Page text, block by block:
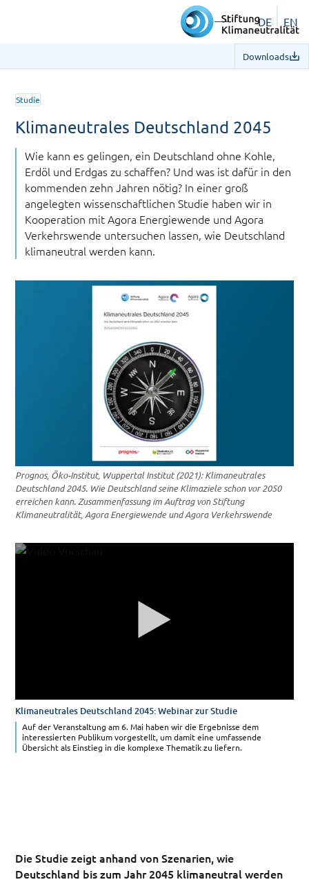
DE EN
Downloads
Studie
Klimaneutrales Deutschland 2045
Wie kann es gelingen, ein Deutschland ohne Kohle,
Erdöl und Erdgas zu schaffen? Und was ist dafür in den
kommenden zehn Jahren nötig? In einer groß
angelegten wissenschaftlichen Studie haben wir in
Kooperation mit Agora Energiewende und Agora
Verkehrswende untersuchen lassen, wie Deutschland
klimaneutral werden kann.
Prognos, Öko-Institut, Wuppertal Institut (2021): Klimaneutrales
Deutschland 2045. Wie Deutschland seine Klimaziele schon vor 2050
erreichen kann. Zusammenfassung im Auftrag von Stiftung
Klimaneutralität, Agora Energiewende und Agora Verkehrswende
Klimaneutrales Deutschland 2045: Webinar zur Studie
Auf der Veranstaltung am 6. Mai haben wir die Ergebnisse dem
interessierten Publikum vorgestellt, um damit eine umfassende
Übersicht als Einstieg in die komplexe Thematik zu liefern.
Die Studie zeigt anhand von Szenarien, wie
Deutschland bis zum Jahr 2045 klimaneutral werden